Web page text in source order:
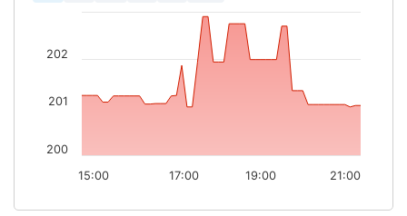
Combination chart with 2 data series.
The chart has 1 X axis displaying Time. Data
The chart has 2 Y axes displaying values, and
21:00
15:00 17:00 19:00
200
201
202
End of interactive chart.